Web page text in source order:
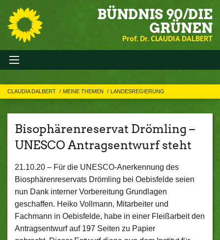
BÜNDNIS 90/DIE
GRÜNEN
Prof. Dr. CLAUDIA DALBERT
CLAUDIA DALBERT MEINE THEMEN LANDESREGIERUNG
Bisophärenreservat Drömling –
UNESCO Antragsentwurf steht
21.10.20 – Für die UNESCO-Anerkennung des
Biosphärenreservats Drömling bei Oebisfelde seien
nun Dank interner Vorbereitung Grundlagen
geschaffen. Heiko Vollmann, Mitarbeiter und
Fachmann in Oebisfelde, habe in einer Fleißarbeit den
Antragsentwurf auf 197 Seiten zu Papier